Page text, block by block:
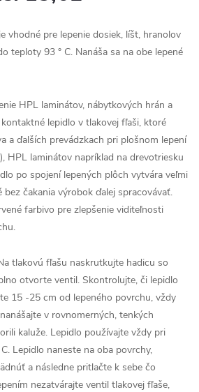
vhodné pre lepenie dosiek, líšt, hranolov
teploty 93 ° C. Nanáša sa na obe lepené
HPL laminátov, nábytkových hrán a
lepidlo v tlakovej fľaši, ktoré
a ďalších prevádzkach pri plošnom lepení
HPL laminátov napríklad na drevotriesku
po spojení lepených plôch vytvára veľmi
bez čakania výrobok ďalej spracovávať.
farbivo pre zlepšenie viditeľnosti
tlakovú fľašu naskrutkujte hadicu so
otvorte ventil. Skontrolujte, či lepidlo
15 -25 cm od lepeného povrchu, vždy
v rovnomerných, tenkých
kaluže. Lepidlo používajte vždy pri
Lepidlo naneste na oba povrchy,
a následne pritlačte k sebe čo
nezatvárajte ventil tlakovej fľaše,